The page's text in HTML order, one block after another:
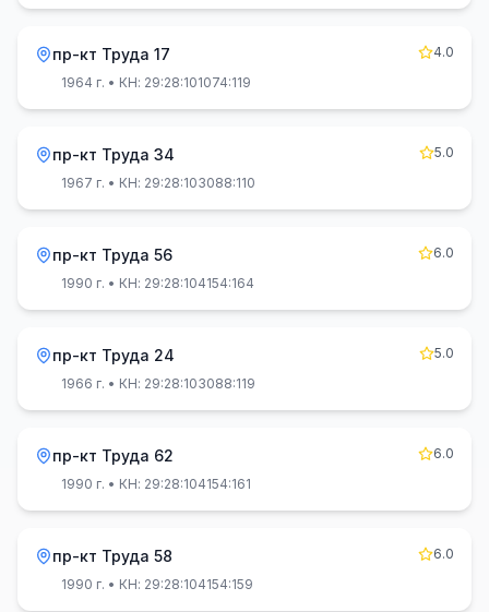
пр-кт Труда 17
4.0
1964 г. • КН: 29:28:101074:119
пр-кт Труда 34
5.0
1967 г. • КН: 29:28:103088:110
пр-кт Труда 56
6.0
1990 г. • КН: 29:28:104154:164
пр-кт Труда 24
5.0
1966 г. • КН: 29:28:103088:119
пр-кт Труда 62
6.0
1990 г. • КН: 29:28:104154:161
пр-кт Труда 58
6.0
1990 г. • КН: 29:28:104154:159